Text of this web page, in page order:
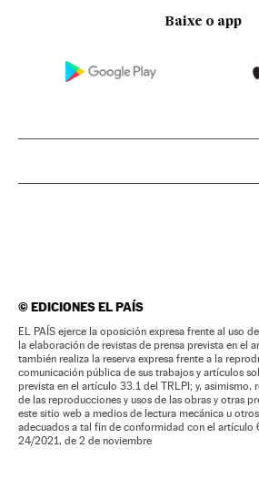
Baixe o app
©EDICIONES EL PAÍS
EL PAÍS ejerce la oposición expresa frente al uso
la elaboración de revistas de prensa prevista en el
también realiza la reserva expresa frente a la
comunicación pública de sus trabajos y artículos
prevista en el artículo 33.1 del TRLPI; y, asimismo,
de las reproducciones y usos de las obras y otras
este sitio web a medios de lectura mecánica u
adecuados a tal fin de conformidad con el artículo
24/2021, de 2 de noviembre